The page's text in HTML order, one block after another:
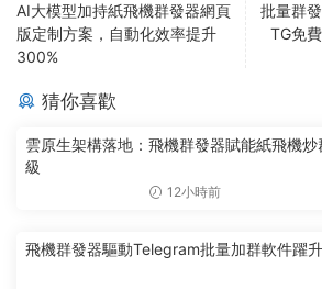
AI大模型加持紙飛機群發器網頁
版定制方案，自動化效率提升
300%
批量群
TG免
猜你喜歡
雲原生架構落地：飛機群發器賦能紙飛機
級
12小時前
飛機群發器驅動Telegram批量加群軟件躍